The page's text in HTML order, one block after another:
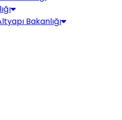
Bakanlığı